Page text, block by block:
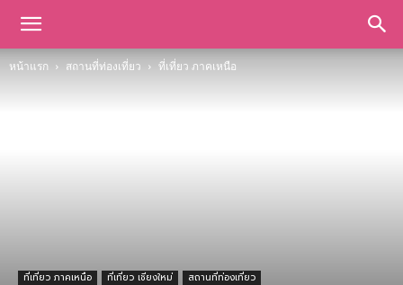
หน้าแรก สถานที่ท่องเที่ยว ที่เที่ยว ภาคเหนือ
ที่เที่ยว ภาคเหนือ ที่เที่ยว เชียงใหม่ สถานที่ท่องเที่ยว